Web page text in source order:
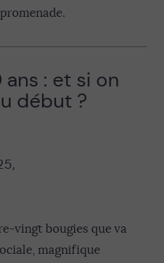
ans : et si on
début ?
,
vingt bougies que va
magnifique